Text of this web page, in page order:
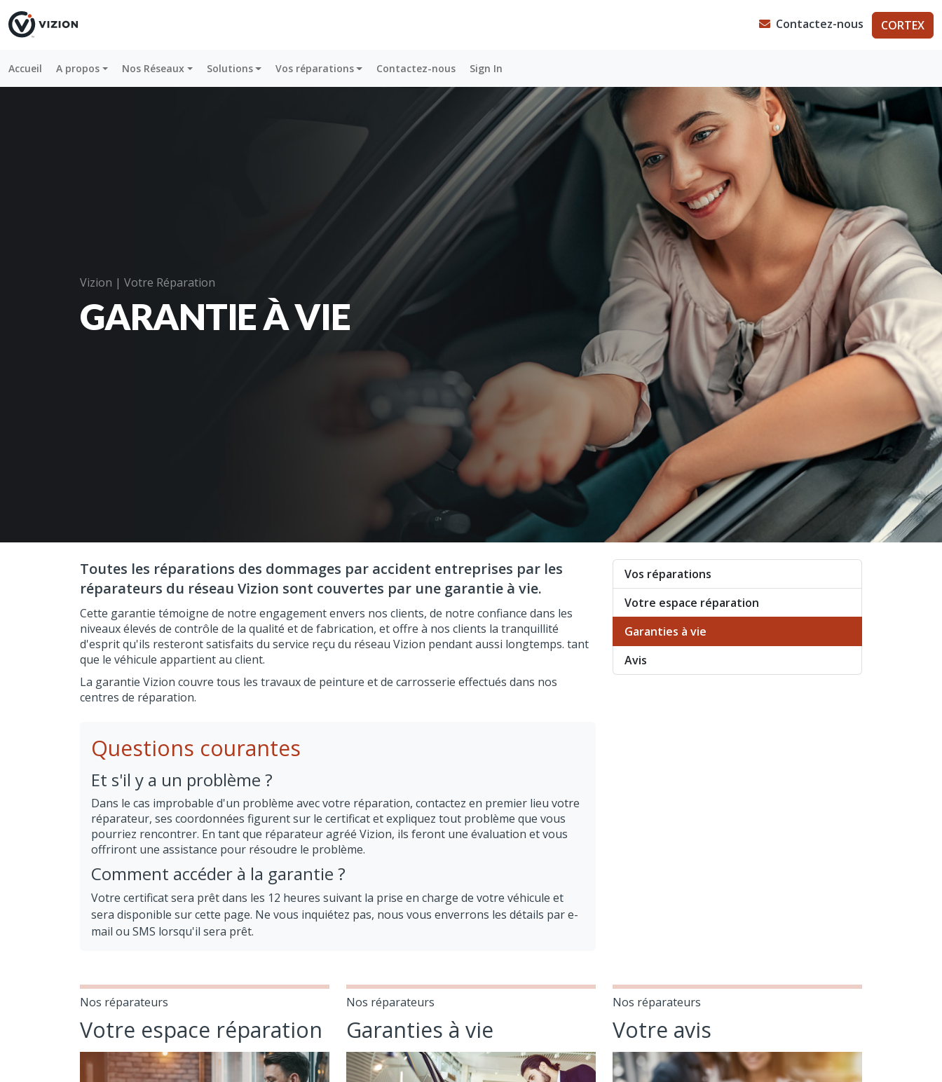
Contactez-nous CORTEX
Accueil A propos Nos Réseaux Solutions Vos réparations Contactez-nous Sign In
Vizion | Votre Réparation
GARANTIE À VIE
Toutes les réparations des dommages par accident entreprises par les
réparateurs du réseau Vizion sont couvertes par une garantie à vie.
Cette garantie témoigne de notre engagement envers nos clients, de notre confiance dans les
niveaux élevés de contrôle de la qualité et de fabrication, et offre à nos clients la tranquillité
d'esprit qu'ils resteront satisfaits du service reçu du réseau Vizion pendant aussi longtemps. tant
que le véhicule appartient au client.
La garantie Vizion couvre tous les travaux de peinture et de carrosserie effectués dans nos
centres de réparation.
Vos réparations
Votre espace réparation
Garanties à vie
Avis
Questions courantes
Et s'il y a un problème ?
Dans le cas improbable d'un problème avec votre réparation, contactez en premier lieu votre
réparateur, ses coordonnées figurent sur le certificat et expliquez tout problème que vous
pourriez rencontrer. En tant que réparateur agréé Vizion, ils feront une évaluation et vous
offriront une assistance pour résoudre le problème.
Comment accéder à la garantie ?
Votre certificat sera prêt dans les 12 heures suivant la prise en charge de votre véhicule et
sera disponible sur cette page. Ne vous inquiétez pas, nous vous enverrons les détails par e-
mail ou SMS lorsqu'il sera prêt.
Nos réparateurs
Votre espace réparation
Nos réparateurs
Garanties à vie
Nos réparateurs
Votre avis